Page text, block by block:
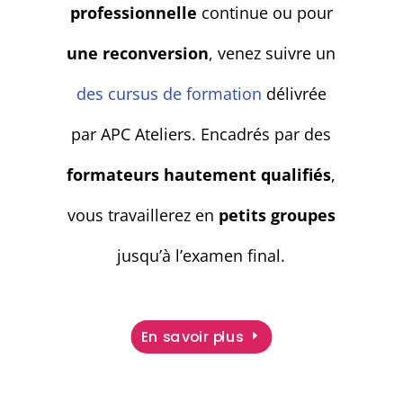
professionnelle continue ou pour
une reconversion, venez suivre un
des cursus de formation délivrée
par APC Ateliers. Encadrés par des
formateurs hautement qualifiés,
vous travaillerez en petits groupes
jusqu’à l’examen final.
En savoir plus